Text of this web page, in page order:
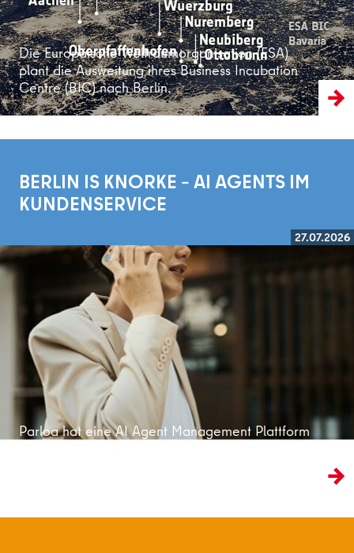
Die Europäische Weltraumorganisation (ESA)
plant die Ausweitung ihres Business Incubation
Centre (BIC) nach Berlin.
BERLIN IS KNORKE – AI AGENTS IM
KUNDENSERVICE
27.07.2026
Parloa hat eine AI Agent Management Plattform
Weiterlesen